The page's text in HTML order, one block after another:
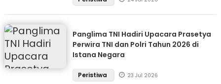
Panglima TNI Hadiri Upacara Prasetya
Perwira TNI dan Polri Tahun 2026 di
Istana Negara
Peristiwa 23 Jul 2026